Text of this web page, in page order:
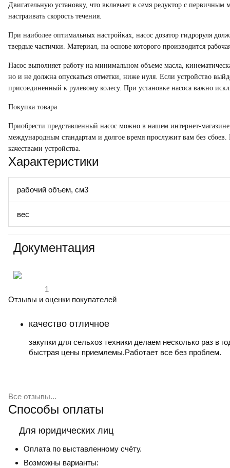
Двигательную установку, что включает в семя редуктор с
настраивать скорость течения.
При наиболее оптимальных настройках, насос дозатор гидроруля
твердые частички. Материал, на основе которого производится
Насос выполняет работу на минимальном объеме масла,
но и не должна опускаться отметки, ниже нуля. Если устройство
присоединенный к рулевому колесу. При установке насоса важно
Покупка товара
Приобрести представленный насос можно в нашем интернет-
международным стандартам и долгое время прослужит вам без
качествами устройства.
Характеристики
рабочий объем, см3
вес
Документация
1
Отзывы и оценки покупателей
качество отличное
закупки для сельхоз техники делаем несколько раз в
быстрая цены приемлемы.Работает все без проблем.
Все отзывы...
Способы оплаты
Для юридических лиц
Оплата по выставленному счёту.
Возможны варианты: